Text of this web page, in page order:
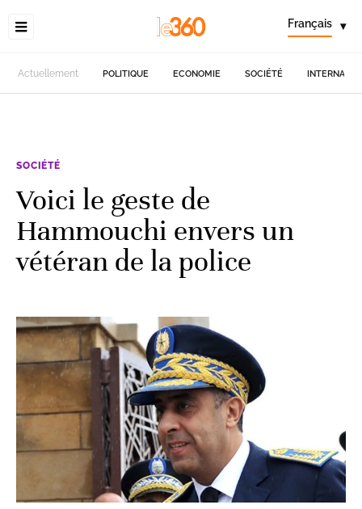
Français ▾
Actuellement POLITIQUE ECONOMIE SOCIÉTÉ
SOCIÉTÉ
Voici le geste de
Hammouchi envers un
vétéran de la police